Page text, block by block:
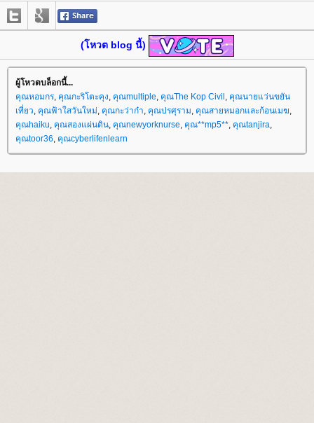
(โหวต blog นี้)
ผู้โหวตบล็อกนี้...
คุณหอมกร, คุณกะริโตะคุง, คุณmultiple, คุณThe Kop Civil , คุณนายแว่นขยัน
เที่ยว, คุณฟ้าใสวันใหม่, คุณกะว่าก๋า, คุณปรศุราม, คุณสายหมอกและก้อนเมฆ,
คุณhaiku, คุณสองแผ่นดิน, คุณnewyorknurse, คุณ**mp5**, คุณtanjira,
คุณtoor36, คุณcyberlifenlearn